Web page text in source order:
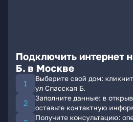
Подключить интернет
Б. в Москве
Выберите свой дом:
ул Спасская Б.
Заполните данные: в
оставьте контактную
Получите консультацию: